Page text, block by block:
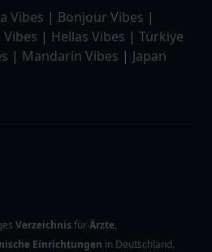
Vibes | Bonjour Vibes |
Vibes | Hellas Vibes | Türkiye
| Mandarin Vibes | Japan
VerzeichnisfürÄrzte,
Einrichtungen in Deutschland.